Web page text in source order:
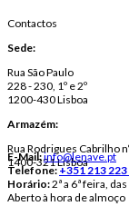
Contactos
Sede:
Rua São Paulo
228 - 230, 1º e 2º
1200-430 Lisboa
Armazém:
Rua Rodrigues Cabrilho
1400-321 Lisboa
E-Mail:info@lenave.pt
Telefone:+351 213
Horário:2ª a 6ª feira,
Aberto à hora de almoço